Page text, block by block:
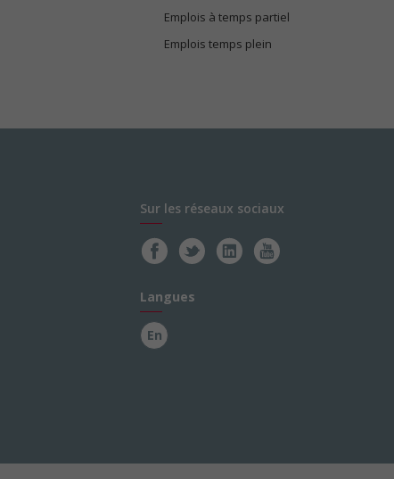
Emplois à temps partiel
Emplois temps plein
Sur les réseaux sociaux
Langues
En